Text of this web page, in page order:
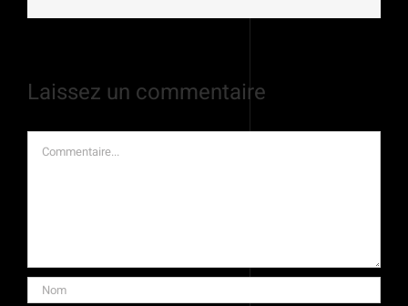
Laissez un commentaire
Commentaire